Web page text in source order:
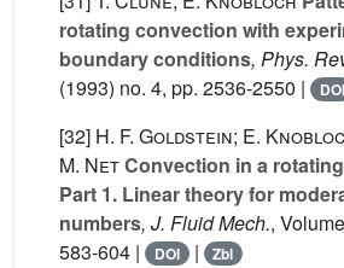
rotating convection with
boundary conditions, Phys.
(1993) no. 4, pp. 2536-2550 |
DOI
[32] H. F. Goldstein; E.
M. NetConvection in a
Part 1. Linear theory for
numbers, J. Fluid Mech.,
583-604 |
DOI | Zbl